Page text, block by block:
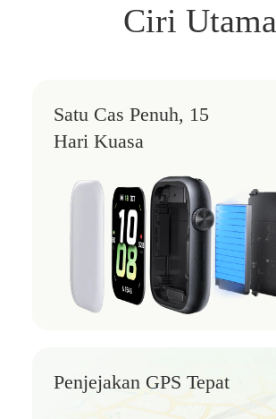
Ciri Utama
Satu Cas Penuh, 15
Hari Kuasa
Penjejakan GPS Tepat